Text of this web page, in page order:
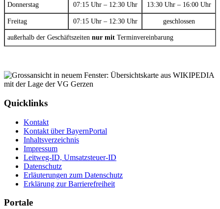
Donnerstag 07:15 Uhr – 12:30 Uhr 13:30 Uhr – 16:00 Uhr
Freitag 07:15 Uhr – 12:30 Uhr geschlossen
außerhalb der Geschäftszeiten nur mit Terminvereinbarung
Quicklinks
Kontakt
Kontakt über BayernPortal
Inhaltsverzeichnis
Impressum
Leitweg-ID, Umsatzsteuer-ID
Datenschutz
Erläuterungen zum Datenschutz
Erklärung zur Barrierefreiheit
Portale